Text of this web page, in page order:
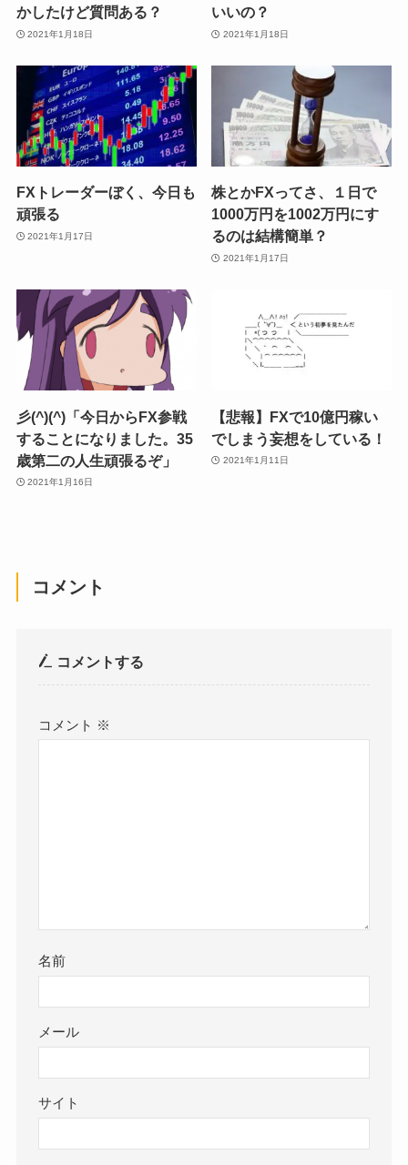
かしたけど質問ある？
2021年1月18日
いいの？
2021年1月18日
FXトレーダーぼく、今日も
頑張る
2021年1月17日
株とかFXってさ、１日で
1000万円を1002万円にす
るのは結構簡単？
2021年1月17日
彡(^)(^)「今日からFX参戦
することになりました。35
歳第二の人生頑張るぞ」
2021年1月16日
【悲報】FXで10億円稼い
でしまう妄想をしている！
2021年1月11日
コメント
コメントする
コメント ※
名前
メール
サイト